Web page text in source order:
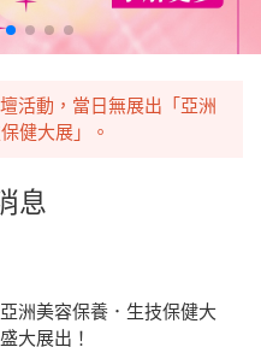
活動，當日無展出「亞洲
健大展」。
息
亞洲美容保養．生技保健大
大展出！